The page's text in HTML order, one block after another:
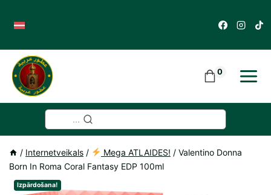
content
0
/ Internetveikals / Mega ATLAIDES! / Valentino Donna
Born In Roma Coral Fantasy EDP 100ml
Izpārdošana!